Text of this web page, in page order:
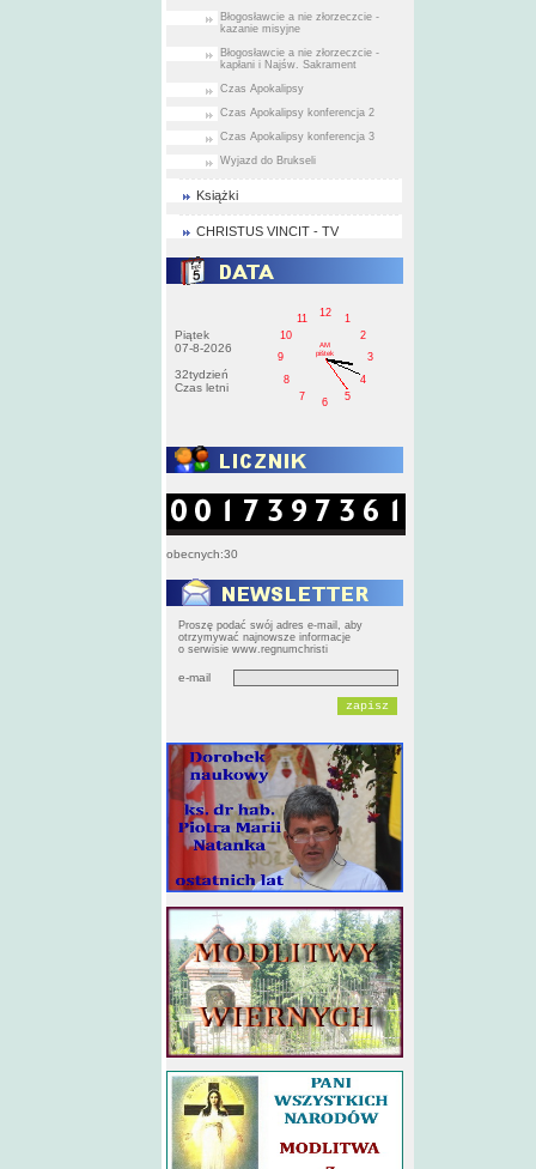
Błogosławcie a nie złorzeczcie -
kazanie misyjne
Błogosławcie a nie złorzeczcie -
kapłani i Najśw. Sakrament
Czas Apokalipsy
Czas Apokalipsy konferencja 2
Czas Apokalipsy konferencja 3
Wyjazd do Brukseli
Książki
CHRISTUS VINCIT - TV
Piątek
07-8-2026
32tydzień
Czas letni
1
2
3
4
5
6
7
8
9
10
11
12
AM
pištek
obecnych:30
Proszę podać swój adres e-mail, aby
otrzymywać najnowsze informacje
o serwisie www.regnumchristi
e-mail